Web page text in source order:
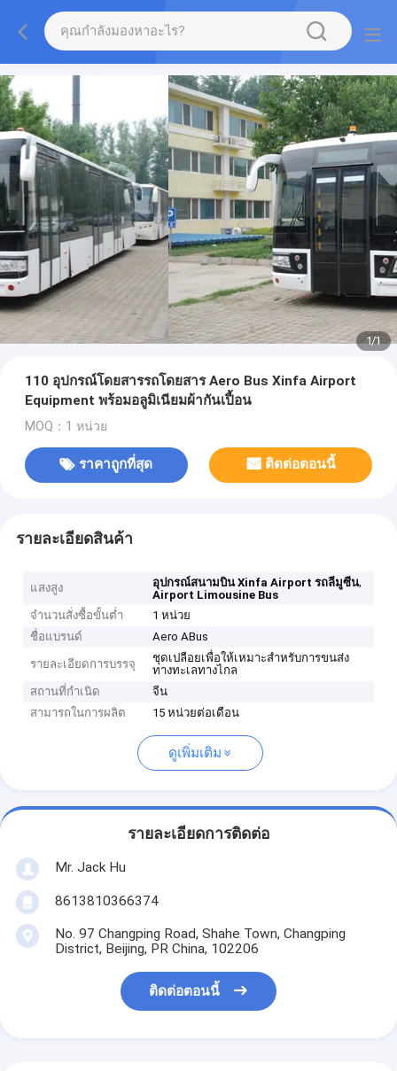
1/1
110 อุปกรณ์โดยสารรถโดยสาร Aero Bus Xinfa Airport
Equipment พร้อมอลูมิเนียมผ้ากันเปื้อน
MOQ：1 หน่วย
ราคาถูกที่สุด ติดต่อตอนนี้
รายละเอียดสินค้า
แสงสูง อุปกรณ์สนามบิน Xinfa Airport รถลีมูซีน,
Airport Limousine Bus
จำนวนสั่งซื้อขั้นต่ำ
1 หน่วย
ชื่อแบรนด์
Aero ABus
รายละเอียดการบรรจุ
ชุดเปลือยเพื่อให้เหมาะสำหรับการขนส่ง
ทางทะเลทางไกล
สถานที่กำเนิด
จีน
สามารถในการผลิต
15 หน่วยต่อเดือน
ดูเพิ่มเติม
รายละเอียดการติดต่อ
Mr. Jack Hu
8613810366374
No. 97 Changping Road, Shahe Town, Changping
District, Beijing, PR China, 102206
ติดต่อตอนนี้